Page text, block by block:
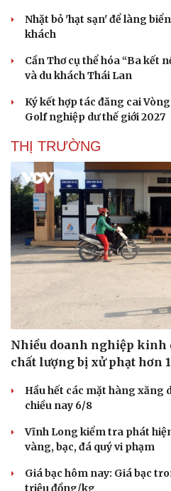
Âm nhạc
Di sản
Nhặt bỏ 'hạt sạn' để làng
khách
Cần Thơ cụ thể hóa “Ba kết
và du khách Thái Lan
Ký kết hợp tác đăng cai
Golf nghiệp dư thế giới 2027
THỊ TRƯỜNG
Nhiều doanh nghiệp kinh
chất lượng bị xử phạt hơn
Hầu hết các mặt hàng xăng
chiều nay 6/8
Vĩnh Long kiểm tra phát
vàng, bạc, đá quý vi phạm
Giá bạc hôm nay: Giá bạc
triệu đồng/kg